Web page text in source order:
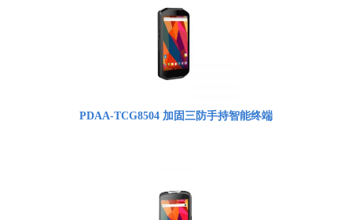
PDAA-TCG8504 加固三防手持智能终端